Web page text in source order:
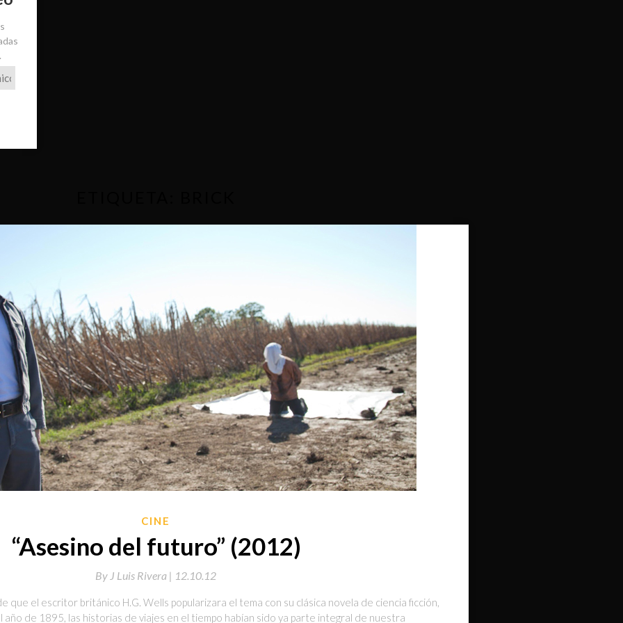
CINE
“Asesino del futuro” (2012)
By J Luis Rivera | 12.10.12
que el escritor británico H.G. Wells popularizara el tema con su clásica novela de ciencia ficción,
año de 1895, las historias de viajes en el tiempo habían sido ya parte integral de nuestra